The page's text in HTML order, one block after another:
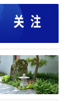
做好事才可
苦。”人们
用。但现在
欢下地狱，